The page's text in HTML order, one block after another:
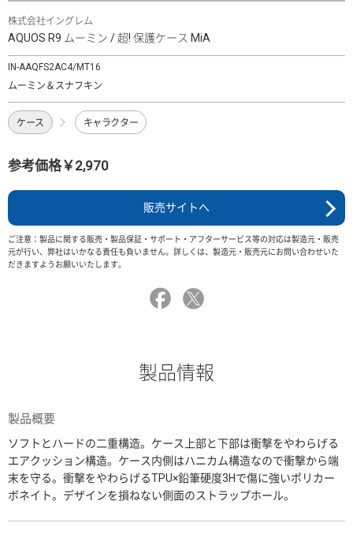
株式会社イングレム
AQUOS R9 ムーミン / 超! 保護ケース MiA
IN-AAQFS2AC4/MT16
ムーミン＆スナフキン
ケース キャラクター
参考価格￥2,970
販売サイトへ
ご注意：製品に関する販売・製品保証・サポート・アフターサービス等の対応は製造元・販売
元が行い、弊社はいかなる責任も負いません。詳しくは、製造元・販売元にお問い合わせいた
だきますようお願いいたします。
製品情報
製品概要
ソフトとハードの二重構造。ケース上部と下部は衝撃をやわらげる
エアクッション構造。ケース内側はハニカム構造なので衝撃から端
末を守る。衝撃をやわらげるTPU×鉛筆硬度3Hで傷に強いポリカー
ボネイト。デザインを損ねない側面のストラップホール。